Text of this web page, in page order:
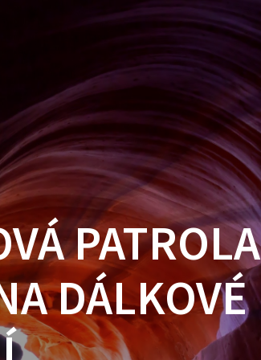
PATROLA
DÁLKOVÉ